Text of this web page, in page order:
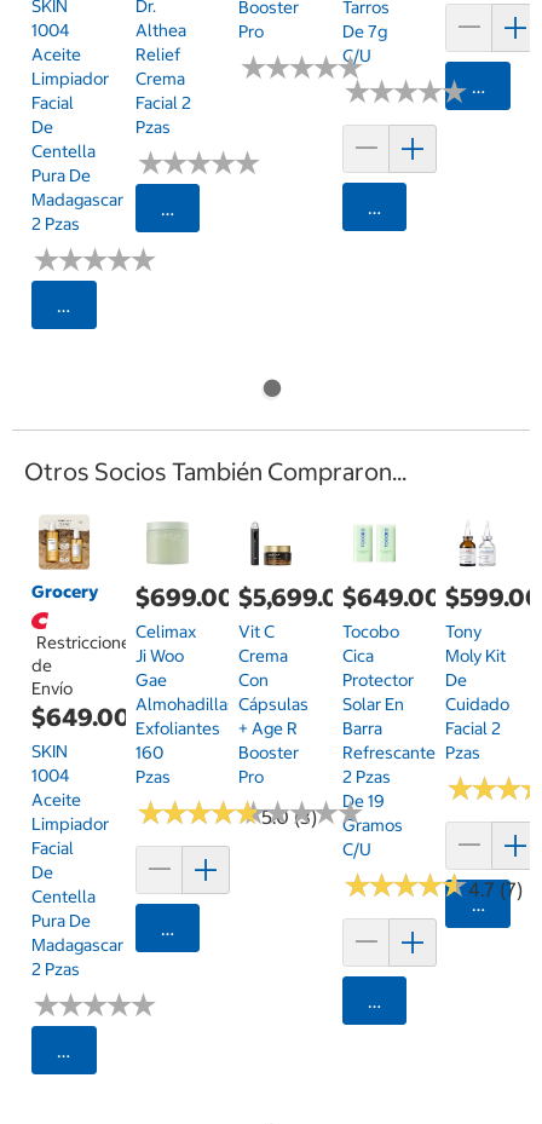
SKIN
1004
Aceite
Limpiador
Facial
De
Centella
Pura De
Madagascar
2 Pzas
★★★★★
★★★★★
Seleccionar Código Postal
Dr.
Althea
Relief
Crema
Facial 2
Pzas
★★★★★
★★★★★
Seleccionar Código Postal
Booster
Pro
★★★★★
★★★★★
Tarros
De 7g
C/u
★★★★★
★★★★★
Agregar
Otros Socios También Compraron...
Grocery
Restricciones
de
Envío
$649.00
SKIN
1004
Aceite
Limpiador
Facial
De
Centella
Pura De
Madagascar
2 Pzas
★★★★★
★★★★★
Seleccionar Código Postal
$699.00
Celimax
Ji Woo
Gae
Almohadillas
Exfoliantes
160
Pzas
★★★★★
★★★★★5.0 (3)
Agregar
$5,699.00
Vit C
Crema
Con
Cápsulas
+ Age R
Booster
Pro
★★★★★
★★★★★
$649.00
Tocobo
Cica
Protector
Solar En
Barra
Refrescante
2 Pzas
De 19
Gramos
C/u
★★★★★
★★★★★4.7 (7)
Agregar
$599.00
Tony
Moly Kit
De
Cuidado
Facial 2
Pzas
★★★
★★★